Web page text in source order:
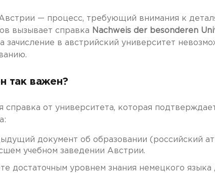
— процесс, требующий внимания к
вызывает справка Nachweis der besonderen
зачисление в австрийский университет
так важен?
справка от университета, которая
документ об образовании (российский
учебном заведении Австрии.
достаточным уровнем знания немецкого